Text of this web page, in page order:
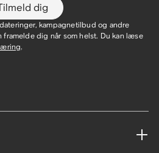
dig
kampagnetilbud og andre
framelde dig når som helst. Du kan læse
.